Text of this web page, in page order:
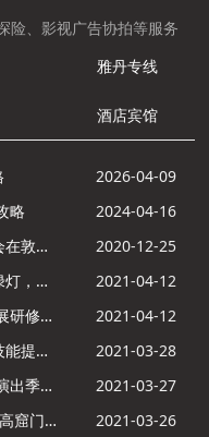
险、影视广告协拍等服务
雅丹专线
酒店宾馆
2026-04-09
略
2024-04-16
敦煌市旅行社协会首届西北供应商大会在敦煌召开
2020-12-25
鸣沙山月牙泉景区：首次使用驼形红绿灯，骆驼“看驼灯绿了”走起来
2021-04-12
酒泉市2021年文化旅游行业高质量发展研修提升培训班敦煌分训点开班
2021-04-12
敦煌市文化旅游行业职业道德和服务技能提升导游专项培训成功举办
2021-03-28
关于大型情景剧《丝路花雨》2021年演出季开演的通知
2021-03-27
4月起，敦煌市进入夏季旅游模式，莫高窟门票价格调整
2021-03-26